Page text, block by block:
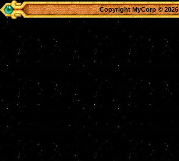
Copyright MyCorp © 2026